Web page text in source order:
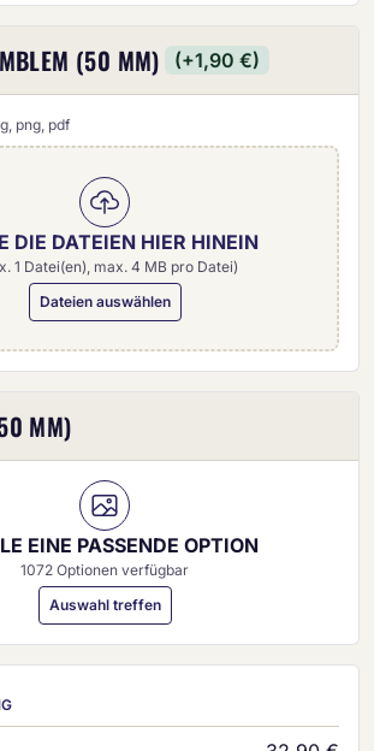
(50 MM) (+1,90 €)
png, pdf
DIE DATEIEN HIER HINEIN
1 Datei(en), max. 4 MB pro Datei)
Dateien auswählen
MM)
EINE PASSENDE OPTION
1072 Optionen verfügbar
Auswahl treffen